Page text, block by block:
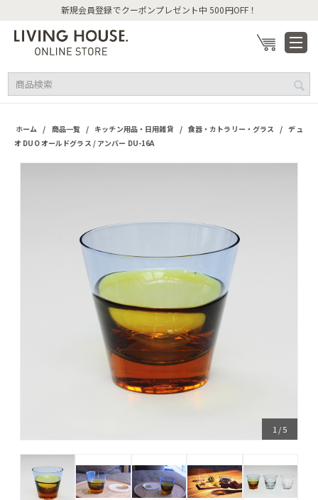
新規会員登録でクーポンプレゼント中 500円OFF！
ホーム / 商品一覧 / キッチン用品・日用雑貨 / 食器・カトラリー・グラス / デュ
オ DUO オールドグラス / アンバー DU-16A
1 /5